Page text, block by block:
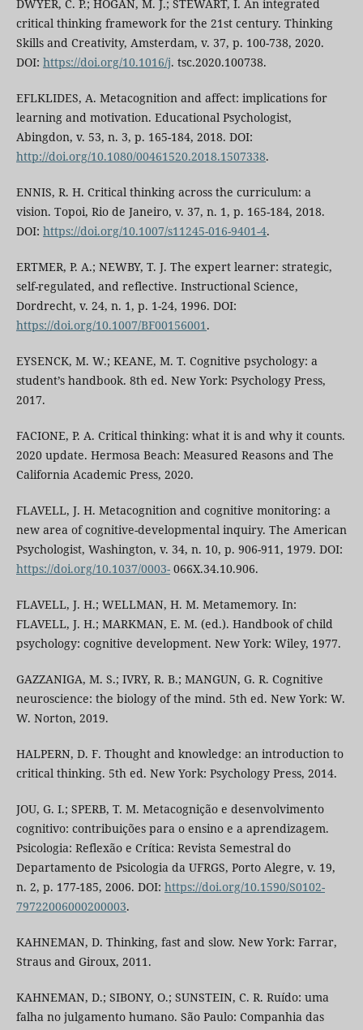
DWYER, C. P.; HOGAN, M. J.; STEWART, I. An integrated
critical thinking framework for the 21st century. Thinking
Skills and Creativity, Amsterdam, v. 37, p. 100-738, 2020.
DOI: https://doi.org/10.1016/j. tsc.2020.100738.
EFLKLIDES, A. Metacognition and affect: implications for
learning and motivation. Educational Psychologist,
Abingdon, v. 53, n. 3, p. 165-184, 2018. DOI:
http://doi.org/10.1080/00461520.2018.1507338.
ENNIS, R. H. Critical thinking across the curriculum: a
vision. Topoi, Rio de Janeiro, v. 37, n. 1, p. 165-184, 2018.
DOI: https://doi.org/10.1007/s11245-016-9401-4.
ERTMER, P. A.; NEWBY, T. J. The expert learner: strategic,
self-regulated, and reflective. Instructional Science,
Dordrecht, v. 24, n. 1, p. 1-24, 1996. DOI:
https://doi.org/10.1007/BF00156001.
EYSENCK, M. W.; KEANE, M. T. Cognitive psychology: a
student’s handbook. 8th ed. New York: Psychology Press,
2017.
FACIONE, P. A. Critical thinking: what it is and why it counts.
2020 update. Hermosa Beach: Measured Reasons and The
California Academic Press, 2020.
FLAVELL, J. H. Metacognition and cognitive monitoring: a
new area of cognitive-developmental inquiry. The American
Psychologist, Washington, v. 34, n. 10, p. 906-911, 1979. DOI:
https://doi.org/10.1037/0003-066X.34.10.906.
FLAVELL, J. H.; WELLMAN, H. M. Metamemory. In:
FLAVELL, J. H.; MARKMAN, E. M. (ed.). Handbook of child
psychology: cognitive development. New York: Wiley, 1977.
GAZZANIGA, M. S.; IVRY, R. B.; MANGUN, G. R. Cognitive
neuroscience: the biology of the mind. 5th ed. New York: W.
W. Norton, 2019.
HALPERN, D. F. Thought and knowledge: an introduction to
critical thinking. 5th ed. New York: Psychology Press, 2014.
JOU, G. I.; SPERB, T. M. Metacognição e desenvolvimento
cognitivo: contribuições para o ensino e a aprendizagem.
Psicologia: Reflexão e Crítica: Revista Semestral do
Departamento de Psicologia da UFRGS, Porto Alegre, v. 19,
n. 2, p. 177-185, 2006. DOI: https://doi.org/10.1590/S0102-
79722006000200003.
KAHNEMAN, D. Thinking, fast and slow. New York: Farrar,
Straus and Giroux, 2011.
KAHNEMAN, D.; SIBONY, O.; SUNSTEIN, C. R. Ruído: uma
falha no julgamento humano. São Paulo: Companhia das